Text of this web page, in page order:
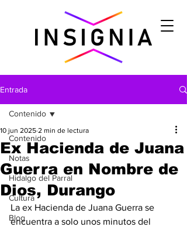
Entrada
Contenido
Notas
Hidalgo del Parral
Cultura
Blog
Contenido
Ex Hacienda de Juana
Guerra en Nombre de
Dios, Durango
10 jun 2025 2 min de lectura
La ex Hacienda de Juana Guerra se
encuentra a solo unos minutos del